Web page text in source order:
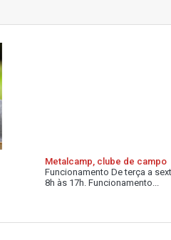
Metalcamp, clube de campo
Funcionamento De terça a
8h às 17h. Funcionamento...